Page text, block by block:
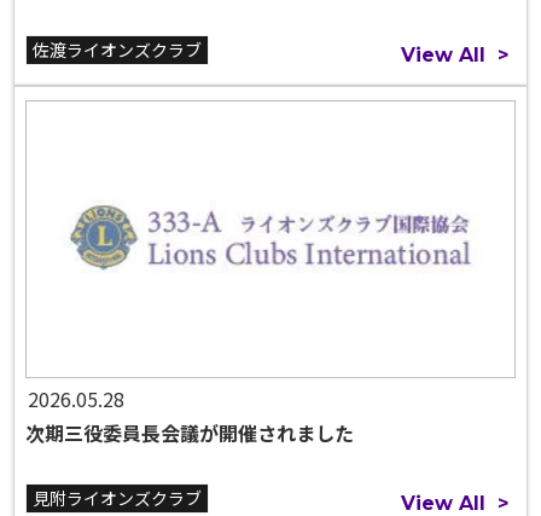
佐渡ライオンズクラブ View All >
2026.05.28
次期三役委員長会議が開催されました
見附ライオンズクラブ View All >